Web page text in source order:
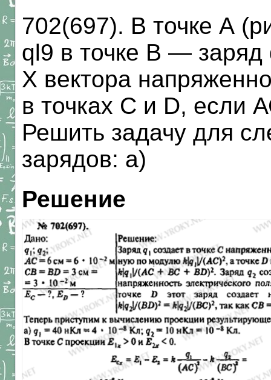
702(697). В точке А
ql9 в точке В —
X вектора
в точках С и D, если
Решить задачу для
зарядов: а)
Решение